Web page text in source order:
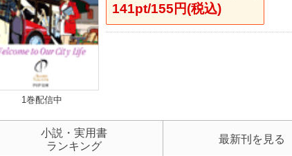
1巻配信中
141pt/155円(税込)
小説・実用書
ランキング
最新刊を見る